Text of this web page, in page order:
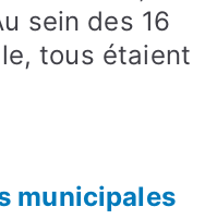
sein des 16
tous étaient
municipales